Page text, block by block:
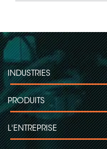
INDUSTRIES
PRODUITS
L'ENTREPRISE